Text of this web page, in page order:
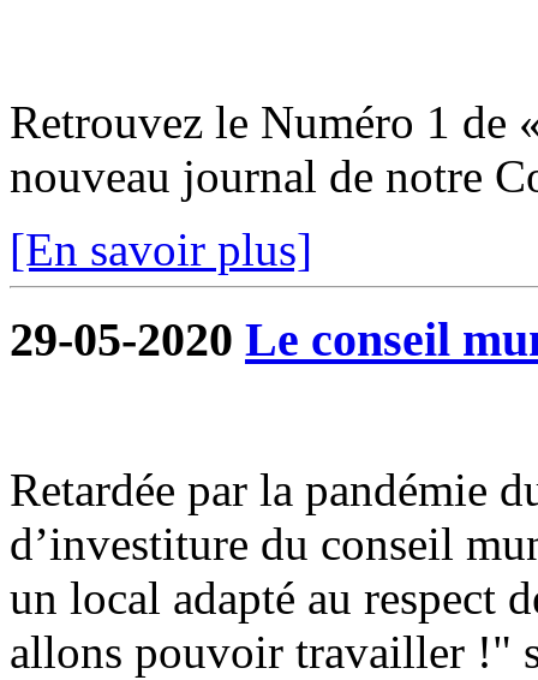
Retrouvez le Numéro 1 de
nouveau journal de notre
[En savoir plus]
29-05-2020 Le conseil
Retardée par la pandémie
d’investiture du conseil
un local adapté au respect
allons pouvoir travailler !"